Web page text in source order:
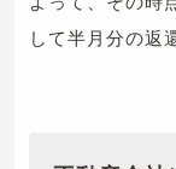
して半月分の返